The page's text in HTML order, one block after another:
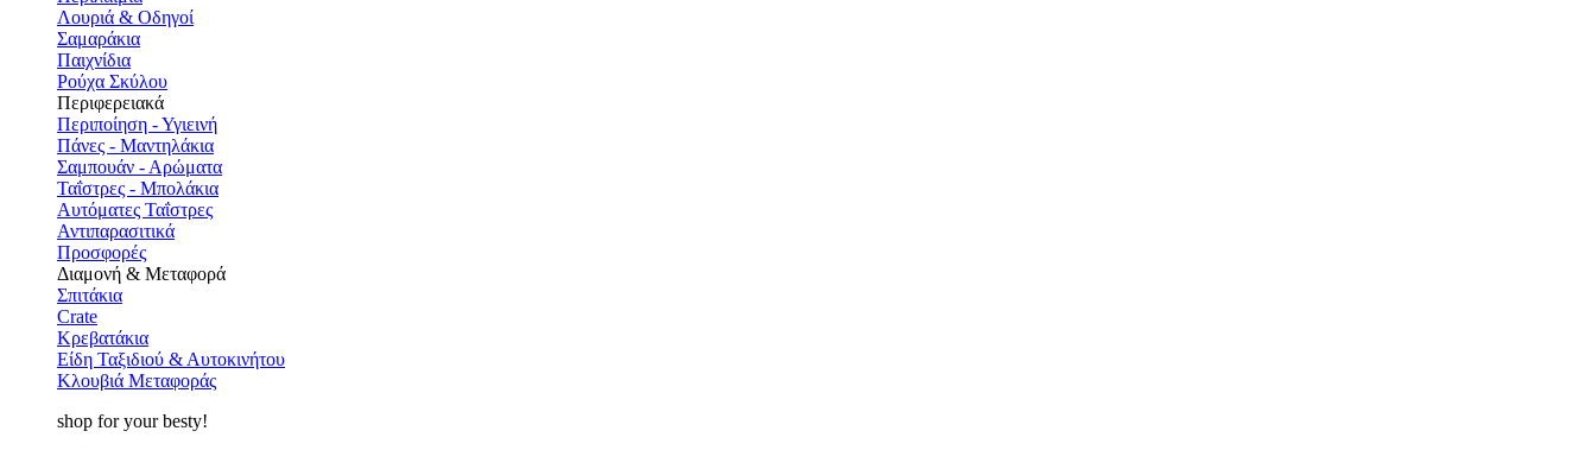
Λουριά & Οδηγοί
Σαμαράκια
Παιχνίδια
Ρούχα Σκύλου
Περιφερειακά
Περιποίηση - Υγιεινή
Πάνες - Μαντηλάκια
Σαμπουάν - Αρώματα
Ταΐστρες - Μπολάκια
Αυτόματες Ταΐστρες
Αντιπαρασιτικά
Προσφορές
Διαμονή & Μεταφορά
Σπιτάκια
Crate
Κρεβατάκια
Είδη Ταξιδιού & Αυτοκινήτου
Κλουβιά Μεταφοράς
shop for your besty!